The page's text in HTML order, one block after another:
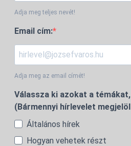
Adja meg teljes nevét!
Email cím:
Adja meg az email címét!
Válassza ki azokat a
(Bármennyi hírlevelet
Általános hírek
Hogyan vehetek részt